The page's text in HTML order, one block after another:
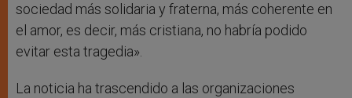
sociedad más solidaria y fraterna, más coherente en
el amor, es decir, más cristiana, no habría podido
evitar esta tragedia».
La noticia ha trascendido a las organizaciones